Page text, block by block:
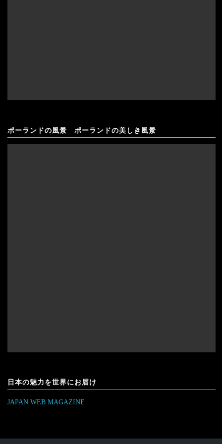
ポーランドの風景 ポーランドの美しき風景
日本の魅力を世界にお届け
JAPAN WEB MAGAZINE